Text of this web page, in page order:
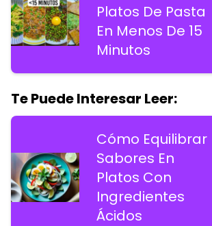
Platos De Pasta
En Menos De 15
Minutos
Te Puede Interesar Leer:
Cómo Equilibrar
Sabores En
Platos Con
Ingredientes
Ácidos